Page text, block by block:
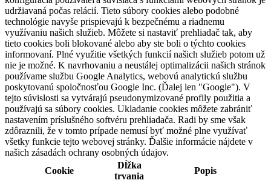
udržiavaná počas relácií. Tieto súbory cookies alebo podobné
technológie navyše prispievajú k bezpečnému a riadnemu
využívaniu našich služieb. Môžete si nastaviť prehliadač tak, aby
tieto cookies boli blokované alebo aby ste boli o týchto cookies
informovaní. Plné využitie všetkých funkcií našich služieb potom už
nie je možné. K navrhovaniu a neustálej optimalizácii našich stránok
používame službu Google Analytics, webovú analytickú službu
poskytovanú spoločnosťou Google Inc. (Ďalej len "Google"). V
tejto súvislosti sa vytvárajú pseudonymizované profily použitia a
používajú sa súbory cookies. Ukladanie cookies môžete zabrániť
nastavením príslušného softvéru prehliadača. Radi by sme však
zdôraznili, že v tomto prípade nemusí byť možné plne využívať
všetky funkcie tejto webovej stránky. Ďalšie informácie nájdete v
našich zásadách ochrany osobných údajov.
Cookie
Dĺžka
trvania
Popis